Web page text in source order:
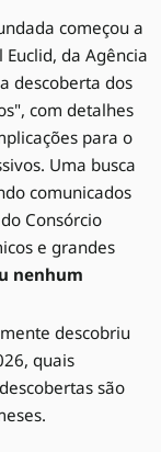
começou a
da Agência
descoberta dos
com detalhes
para o
Uma busca
comunicados
Consórcio
e grandes
nenhum
descobriu
quais
são